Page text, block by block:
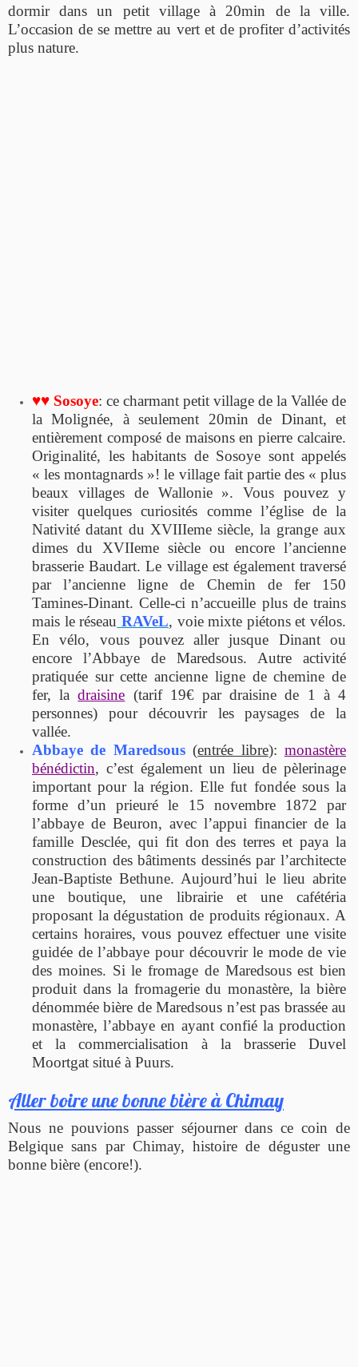
dormir dans un petit village à 20min de la ville.
L’occasion de se mettre au vert et de profiter d’activités
plus nature.
♥♥ Sosoye: ce charmant petit village de la Vallée de
la Molignée, à seulement 20min de Dinant, et
entièrement composé de maisons en pierre calcaire.
Originalité, les habitants de Sosoye sont appelés
« les montagnards »! le village fait partie des « plus
beaux villages de Wallonie ». Vous pouvez y
visiter quelques curiosités comme l’église de la
Nativité datant du XVIIIeme siècle, la grange aux
dimes du XVIIeme siècle ou encore l’ancienne
brasserie Baudart. Le village est également traversé
par l’ancienne ligne de Chemin de fer 150
Tamines-Dinant. Celle-ci n’accueille plus de trains
mais le réseau RAVeL, voie mixte piétons et vélos.
En vélo, vous pouvez aller jusque Dinant ou
encore l’Abbaye de Maredsous. Autre activité
pratiquée sur cette ancienne ligne de chemine de
fer, ladraisine (tarif 19€ par draisine de 1 à 4
personnes) pour découvrir les paysages de la
vallée.
Abbaye de Maredsous(entrée libre):monastère
bénédictin, c’est également un lieu de pèlerinage
important pour la région. Elle fut fondée sous la
forme d’un prieuré le 15 novembre 1872 par
l’abbaye de Beuron, avec l’appui financier de la
famille Desclée, qui fit don des terres et paya la
construction des bâtiments dessinés par l’architecte
Jean-Baptiste Bethune. Aujourd’hui le lieu abrite
une boutique, une librairie et une cafétéria
proposant la dégustation de produits régionaux. A
certains horaires, vous pouvez effectuer une visite
guidée de l’abbaye pour découvrir le mode de vie
des moines. Si le fromage de Maredsous est bien
produit dans la fromagerie du monastère, la bière
dénommée bière de Maredsous n’est pas brassée au
monastère, l’abbaye en ayant confié la production
et la commercialisation à la brasserie Duvel
Moortgat situé à Puurs.
Aller boire une bonne bière à Chimay
Nous ne pouvions passer séjourner dans ce coin de
Belgique sans par Chimay, histoire de déguster une
bonne bière (encore!).